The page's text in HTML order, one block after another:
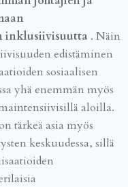
inklusiivisuutta . Näin
edistäminen
sosiaalisen
yhä enemmän myös
aloilla.
tärkeä asia myös
keskuudessa, sillä